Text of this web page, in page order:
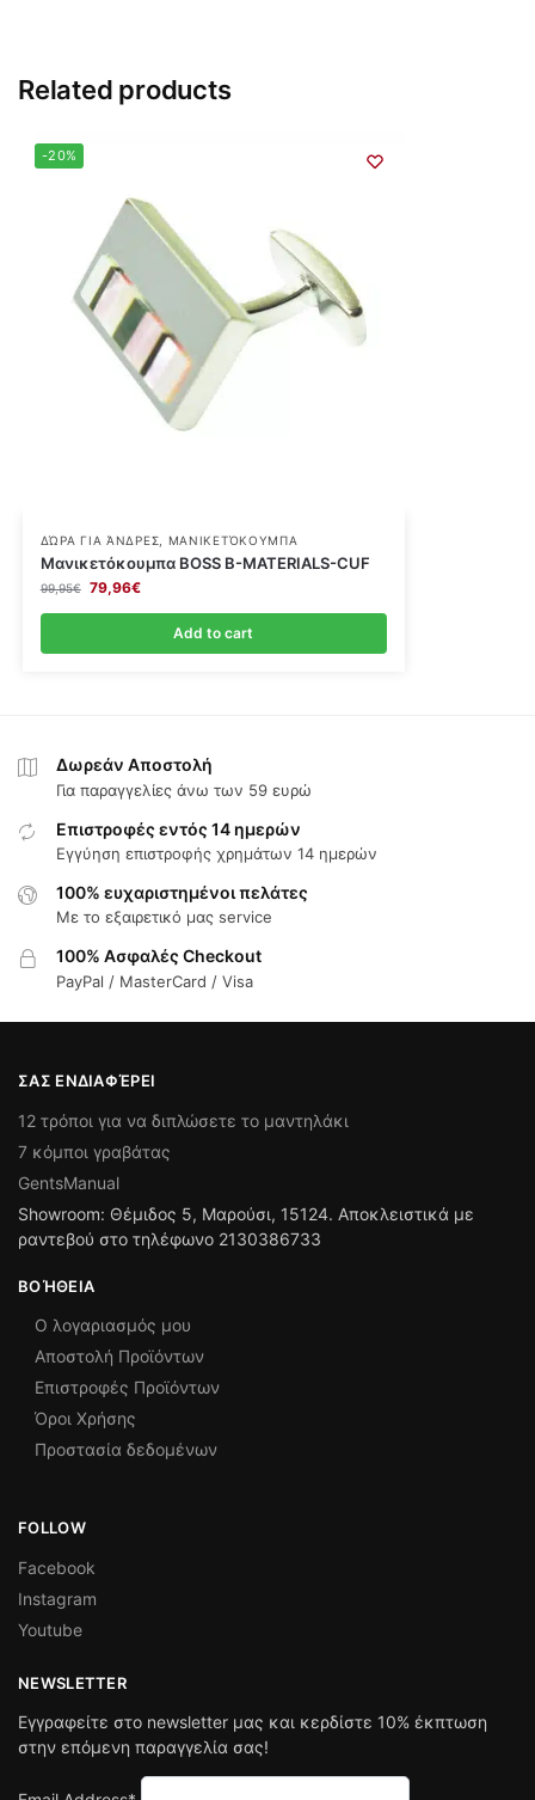
Related products
-20%
ΔΏΡΑ ΓΙΑ ΆΝΔΡΕΣ ΜΑΝΙΚΕΤΌΚΟΥΜΠΑ
Μανικετόκουμπα BOSS B-MATERIALS-CUF
99,95€ 79,96€
Add to cart
Δωρεάν Αποστολή
Για παραγγελίες άνω των 59 ευρώ
Επιστροφές εντός 14 ημερών
Εγγύηση επιστροφής χρημάτων 14 ημερών
100% ευχαριστημένοι πελάτες
Με το εξαιρετικό μας service
100% Ασφαλές Checkout
PayPal / MasterCard / Visa
ΣΑΣ ΕΝΔΙΑΦΈΡΕΙ
12 τρόποι για να διπλώσετε το μαντηλάκι
7 κόμποι γραβάτας
GentsManual
Showroom: Θέμιδος 5, Μαρούσι, 15124. Αποκλειστικά με
ραντεβού στο τηλέφωνο 2130386733
ΒΟΉΘΕΙΑ
Ο λογαριασμός μου
Αποστολή Προϊόντων
Επιστροφές Προϊόντων
Όροι Χρήσης
Προστασία δεδομένων
FOLLOW
Facebook
Instagram
Youtube
NEWSLETTER
Εγγραφείτε στο newsletter μας και κερδίστε 10% έκπτωση
στην επόμενη παραγγελία σας!